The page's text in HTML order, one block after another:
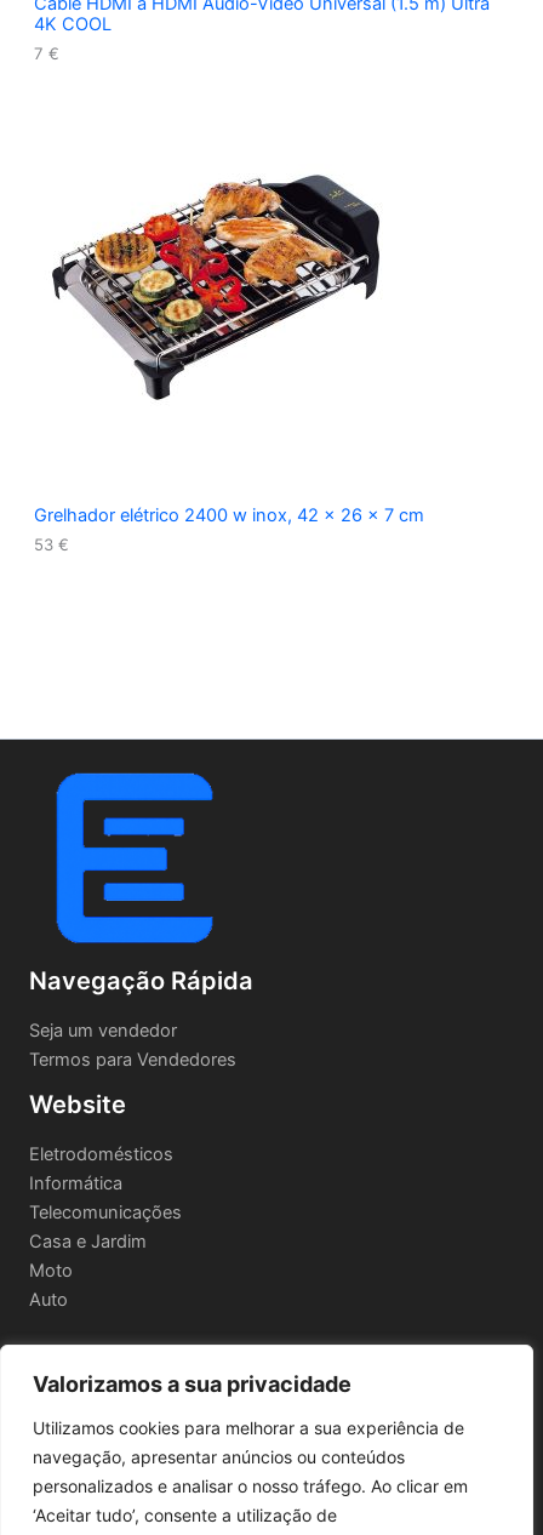
Valorizamos a sua privacidade
Utilizamos cookies para melhorar a sua experiência de
navegação, apresentar anúncios ou conteúdos
personalizados e analisar o nosso tráfego. Ao clicar em
‘Aceitar tudo’, consente a utilização de
4K COOL
7 €
Grelhador elétrico 2400 w inox, 42 x 26 x 7 cm
53 €
Navegação Rápida
Seja um vendedor
Termos para Vendedores
Website
Eletrodomésticos
Informática
Telecomunicações
Casa e Jardim
Moto
Auto
Informações Legais
Política de privacidade
Termos e Condições
Política de Envio e Devoluções